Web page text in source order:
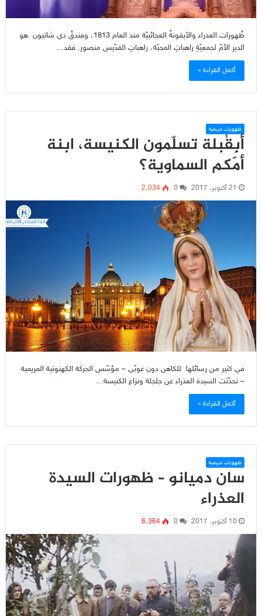
ظُهورات العذراء والأيقونةُ العجائبيّة منذ العام 1813، وفندقُ دي شاتيون هو
الدير الأمّ لجمعيّةِ راهباتِ المحبّة، راهباتِ القدّيس منصور. فقد…
أكمل القراءة »
ظهورات مريمية
أبِقُبلة تسلّمون الكنيسة، ابنة
أمّكم السماوية؟
21 أكتوبر، 2017 0 2٬034
في كثير من رسائلها للكاهن دون غوبّي – مؤسّس الحركة الكهنوتية المريمية
– تحدّثت السيدة العذراء عن جلجلة ونزاع الكنيسة…
أكمل القراءة »
ظهورات مريمية
سان دميانو – ظهورات السيدة
العذراء
10 أكتوبر، 2017 0 6٬364